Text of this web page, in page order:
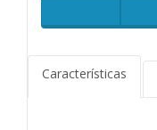
Características